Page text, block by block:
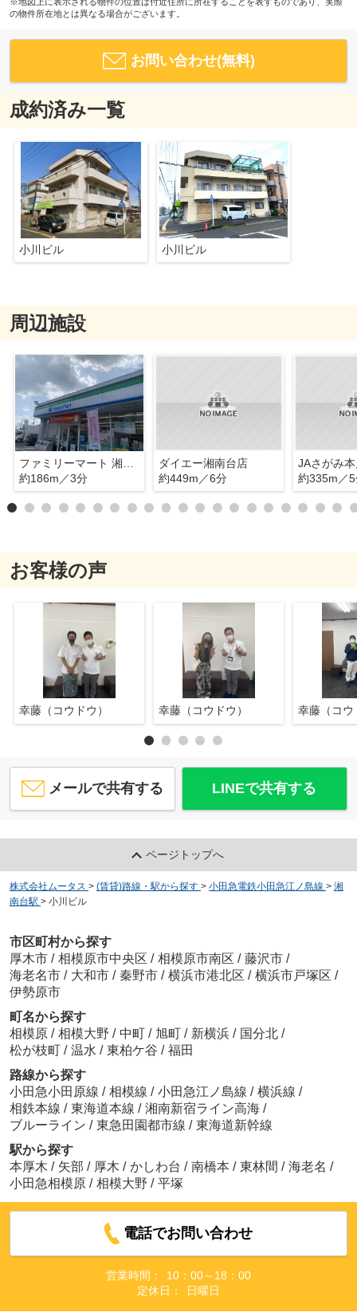
の物件所在地とは異なる場合がございます。
お問い合わせ(無料)
成約済み一覧
小川ビル 小川ビル
周辺施設
約186m／3分
ダイエー湘南台店
約449m／6分
JAさがみ
約335m／
お客様の声
幸藤（コウドウ） 幸藤（コウドウ） 幸藤（コウ
メールで共有する LINEで共有する
ページトップへ
株式会社ムータス > (賃貸)路線・駅から探す > 小田急電鉄小田急江ノ島線 > 湘
南台駅 > 小川ビル
市区町村から探す
厚木市 / 相模原市中央区 / 相模原市南区 / 藤沢市 /
海老名市 / 大和市 / 秦野市 / 横浜市港北区 / 横浜市戸塚区 /
伊勢原市
町名から探す
相模原 / 相模大野 / 中町 / 旭町 / 新横浜 / 国分北 /
松が枝町 / 温水 / 東柏ケ谷 / 福田
路線から探す
小田急小田原線 / 相模線 / 小田急江ノ島線 / 横浜線 /
相鉄本線 / 東海道本線 / 湘南新宿ライン高海 /
ブルーライン / 東急田園都市線 / 東海道新幹線
駅から探す
本厚木 / 矢部 / 厚木 / かしわ台 / 南橋本 / 東林間 / 海老名 /
小田急相模原 / 相模大野 / 平塚
電話でお問い合わせ
営業時間：
10：00～18：00
定休日：
日曜日